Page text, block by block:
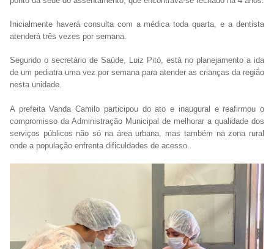
Inicialmente haverá consulta com a médica toda quarta, e a dentista
atenderá três vezes por semana.
Segundo o secretário de Saúde, Luiz Pitó, está no planejamento a ida
de um pediatra uma vez por semana para atender as crianças da região
nesta unidade.
A prefeita Vanda Camilo participou do ato e inaugural e reafirmou o
compromisso da Administração Municipal de melhorar a qualidade dos
serviços públicos não só na área urbana, mas também na zona rural
onde a população enfrenta dificuldades de acesso.